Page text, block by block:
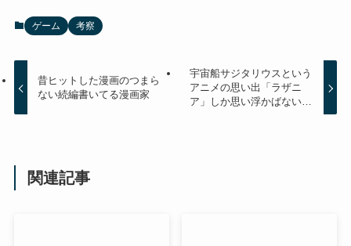
ゲーム 考察
昔ヒットした漫画のつまら
ない続編書いてる漫画家
宇宙船サジタリウスという
アニメの思い出「ラザニ
ア」しか思い浮かばない…
関連記事